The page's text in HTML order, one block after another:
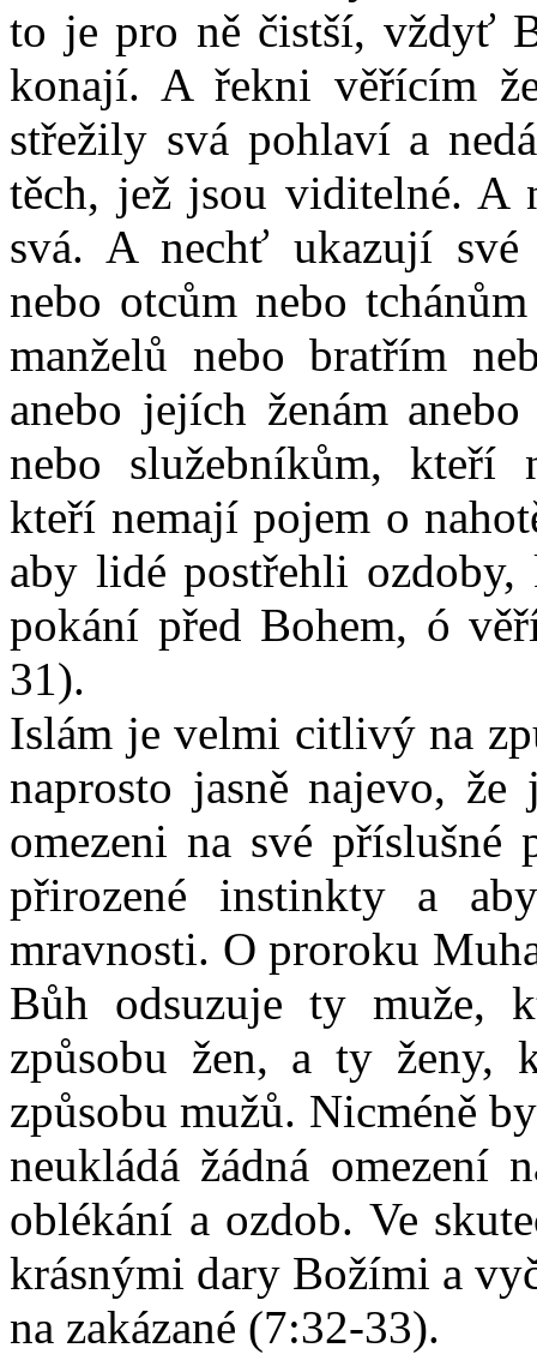
to je pro ně čistší, vždyť
konají. A řekni věřícím
střežily svá pohlaví a
těch, jež jsou viditelné. A
svá. A nechť ukazují své
nebo otcům nebo
manželů nebo bratřím
anebo jejích ženám
nebo služebníkům, kteří
kteří nemají pojem o
aby lidé postřehli
pokání před Bohem, ó
31).
Islám je velmi citlivý na
naprosto jasně najevo,
omezeni na své
přirozené instinkty a
mravnosti. O proroku
Bůh odsuzuje ty muže,
způsobu žen, a ty ženy,
způsobu mužů. Nicméně
neukládá žádná omezení
oblékání a ozdob. Ve
krásnými dary Božími a
na zakázané (7:32-33).